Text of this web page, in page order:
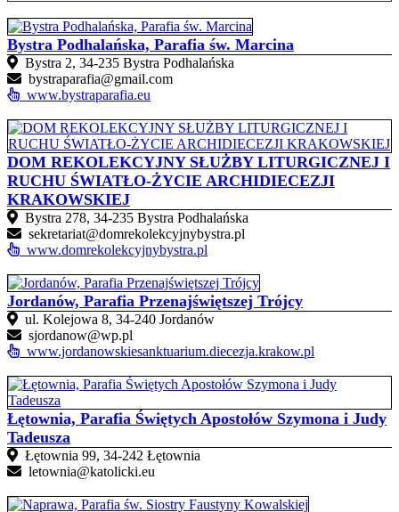
Bystra Podhalańska, Parafia św. Marcina
Bystra 2, 34-235 Bystra Podhalańska
bystraparafia@gmail.com
www.bystraparafia.eu
DOM REKOLEKCYJNY SŁUŻBY LITURGICZNEJ I
RUCHU ŚWIATŁO-ŻYCIE ARCHIDIECEZJI
KRAKOWSKIEJ
Bystra 278, 34-235 Bystra Podhalańska
sekretariat@domrekolekcyjnybystra.pl
www.domrekolekcyjnybystra.pl
Jordanów, Parafia Przenajświętszej Trójcy
ul. Kolejowa 8, 34-240 Jordanów
sjordanow@wp.pl
www.jordanowskiesanktuarium.diecezja.krakow.pl
Łętownia, Parafia Świętych Apostołów Szymona i Judy
Tadeusza
Łętownia 99, 34-242 Łętownia
letownia@katolicki.eu